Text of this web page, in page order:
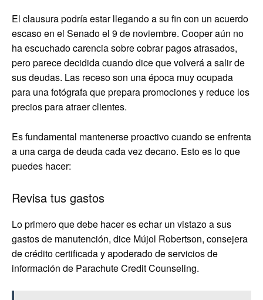
El clausura podría estar llegando a su fin con un acuerdo
escaso en el Senado el 9 de noviembre. Cooper aún no
ha escuchado carencia sobre cobrar pagos atrasados,
pero parece decidida cuando dice que volverá a salir de
sus deudas. Las receso son una época muy ocupada
para una fotógrafa que prepara promociones y reduce los
precios para atraer clientes.
Es fundamental mantenerse proactivo cuando se enfrenta
a una carga de deuda cada vez decano. Esto es lo que
puedes hacer:
Revisa tus gastos
Lo primero que debe hacer es echar un vistazo a sus
gastos de manutención, dice Mújol Robertson, consejera
de crédito certificada y apoderado de servicios de
información de Parachute Credit Counseling.